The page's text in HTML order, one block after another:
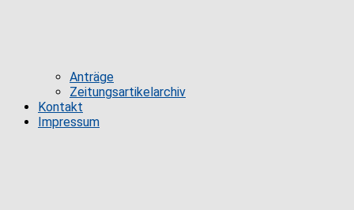
Anträge
Zeitungsartikelarchiv
Kontakt
Impressum